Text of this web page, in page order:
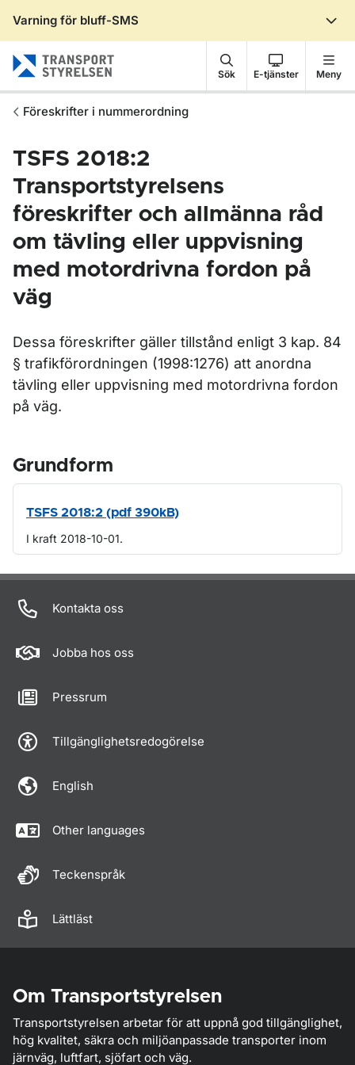
Varning för bluff-SMS
Sök E-tjänster Meny
Föreskrifter i nummerordning
TSFS 2018:2
Transportstyrelsens
föreskrifter och allmänna råd
om tävling eller uppvisning
med motordrivna fordon på
väg
Dessa föreskrifter gäller tillstånd enligt 3 kap. 84
§ trafikförordningen (1998:1276) att anordna
tävling eller uppvisning med motordrivna fordon
på väg.
Grundform
TSFS 2018:2 (pdf 390kB)
I kraft 2018-10-01.
Om sidan
Kontakta oss
Jobba hos oss
Pressrum
Tillgänglighetsredogörelse
English
Other languages
Teckenspråk
Lättläst
Om Transportstyrelsen
Transportstyrelsen arbetar för att uppnå god tillgänglighet,
hög kvalitet, säkra och miljöanpassade transporter inom
järnväg, luftfart, sjöfart och väg.